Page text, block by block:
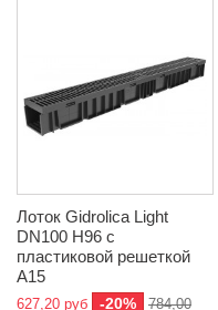
Лоток Gidrolica Light
DN100 Н96 с
пластиковой решеткой
A15
627,20 руб -20%
784,00